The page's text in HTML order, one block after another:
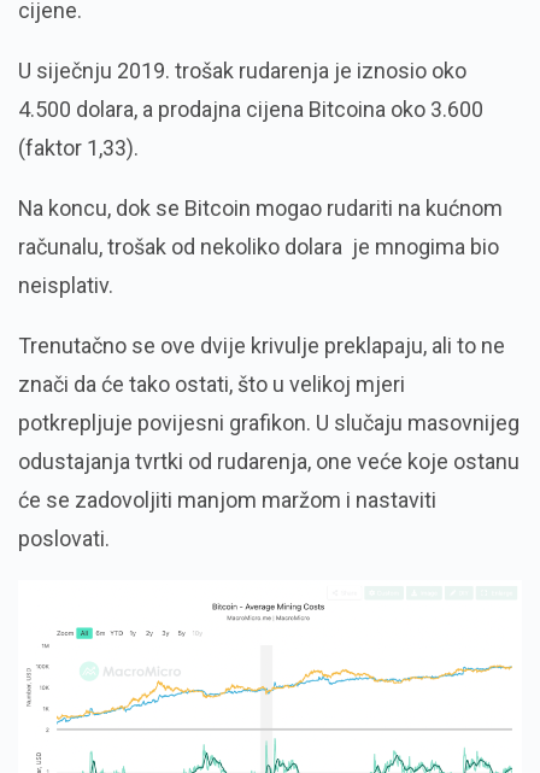
cijene.
U siječnju 2019. trošak rudarenja je iznosio oko
4.500 dolara, a prodajna cijena Bitcoina oko 3.600
(faktor 1,33).
Na koncu, dok se Bitcoin mogao rudariti na kućnom
računalu, trošak od nekoliko dolara je mnogima bio
neisplativ.
Trenutačno se ove dvije krivulje preklapaju, ali to ne
znači da će tako ostati, što u velikoj mjeri
potkrepljuje povijesni grafikon. U slučaju masovnijeg
odustajanja tvrtki od rudarenja, one veće koje ostanu
će se zadovoljiti manjom maržom i nastaviti
poslovati.